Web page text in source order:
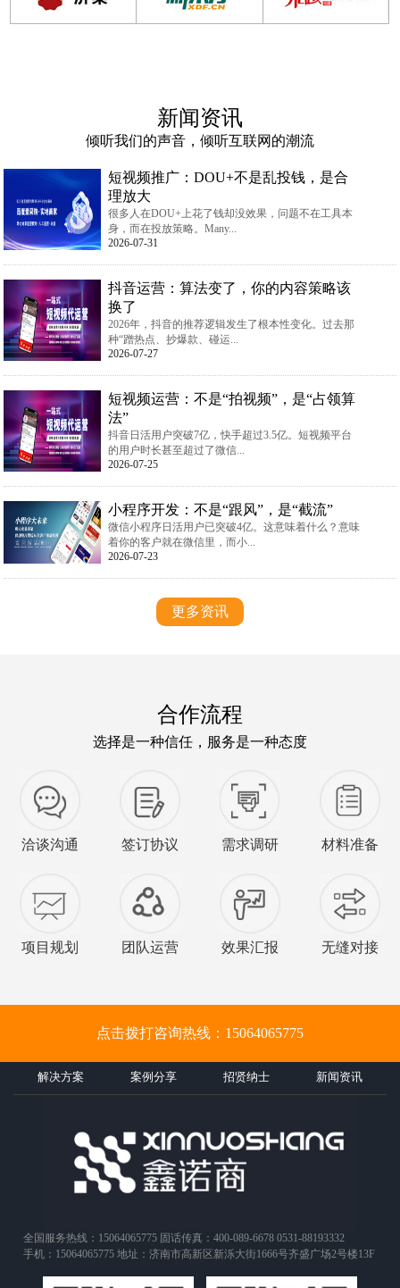
新闻资讯
倾听我们的声音，倾听互联网的潮流
短视频推广：DOU+不是乱投钱，是合
理放大
很多人在DOU+上花了钱却没效果，问题不在工具本
身，而在投放策略。Many...
2026-07-31
抖音运营：算法变了，你的内容策略该
换了
2026年，抖音的推荐逻辑发生了根本性变化。过去那
种“蹭热点、抄爆款、碰运...
2026-07-27
短视频运营：不是“拍视频”，是“占领算
法”
抖音日活用户突破7亿，快手超过3.5亿。短视频平台
的用户时长甚至超过了微信...
2026-07-25
小程序开发：不是“跟风”，是“截流”
微信小程序日活用户已突破4亿。这意味着什么？意味
着你的客户就在微信里，而小...
2026-07-23
更多资讯
合作流程
选择是一种信任，服务是一种态度
洽谈沟通 签订协议 需求调研 材料准备
项目规划 团队运营 效果汇报 无缝对接
点击拨打咨询热线：15064065775
解决方案 案例分享 招贤纳士 新闻资讯
全国服务热线：15064065775 固话传真：400-089-6678 0531-88193332
手机：15064065775 地址：济南市高新区新泺大街1666号齐盛广场2号楼13F